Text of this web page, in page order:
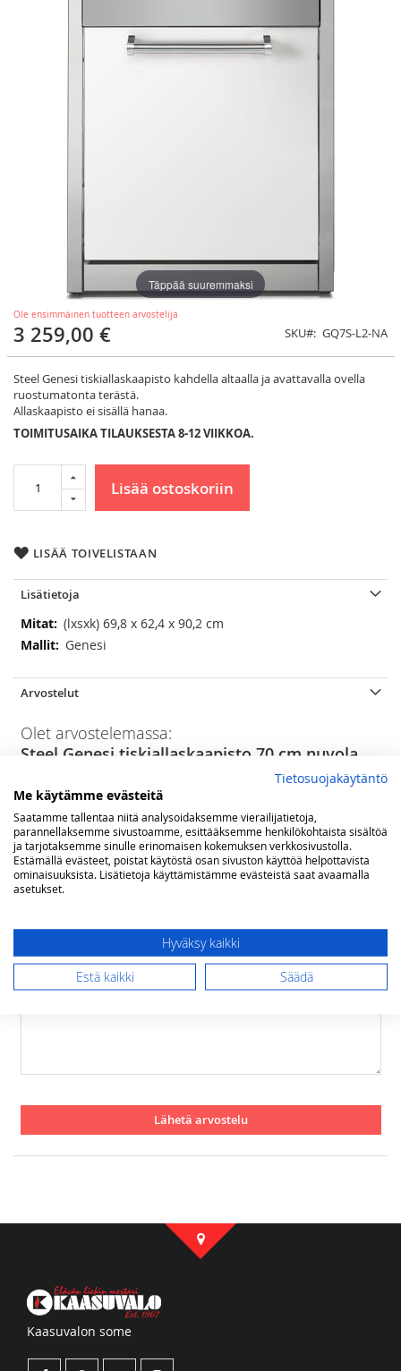
Ole ensimmäinen tuotteen arvostelija
3 259,00 € SKU GQ7S-L2-NA
Steel Genesi tiskiallaskaapisto kahdella altaalla ja avattavalla ovella
ruostumatonta terästä.
Allaskaapisto ei sisällä hanaa.
TOIMITUSAIKA TILAUKSESTA 8-12 VIIKKOA.
Lisää ostoskoriin
LISÄÄ TOIVELISTAAN
Täppää suuremmaksi
Lisätietoja
Lisätietoja(lxsxk) 69,8 x 62,4 x 90,2 cm
Genesi
Arvostelut
Olet arvostelemassa:
Steel Genesi tiskiallaskaapisto 70 cm nuvola
1
star
2
stars
3
stars
4
stars
5
stars
Nimimerkki
Yhteenveto
Lähetä arvostelu
Kaasuvalon some
Tietosuojakäytäntö
Me käytämme evästeitä
Saatamme tallentaa niitä analysoidaksemme vierailijatietoja,
parannellaksemme sivustoamme, esittääksemme henkilökohtaista sisältöä
ja tarjotaksemme sinulle erinomaisen kokemuksen verkkosivustolla.
Estämällä evästeet, poistat käytöstä osan sivuston käyttöä helpottavista
ominaisuuksista. Lisätietoja käyttämistämme evästeistä saat avaamalla
asetukset.
Hyväksy kaikki
Estä kaikki Säädä